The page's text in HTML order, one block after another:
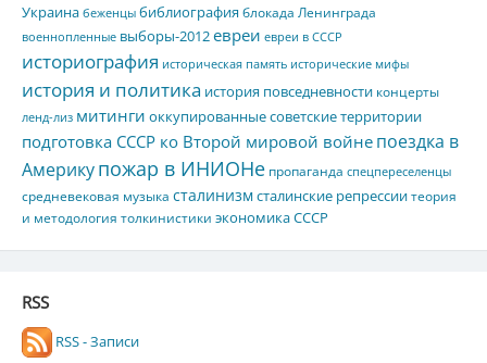
Украина беженцы библиография блокада Ленинграда
военнопленные выборы-2012евреи евреи в СССР
историография историческая память исторические мифы
история и политика история повседневности концерты
ленд-лиз митинги оккупированные советские территории
подготовка СССР ко Второй мировой войнепоездка в
Америкупожар в ИНИОНе пропаганда спецпереселенцы
средневековая музыка сталинизмсталинские репрессиитеория
и методология толкинистики экономика СССР
RSS
RSS - Записи